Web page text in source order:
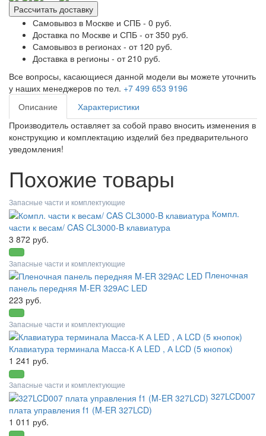
Рассчитать доставку
Самовывоз в Москве и СПБ - 0 руб.
Доставка по Москве и СПБ - от 350 руб.
Самовывоз в регионах - от 120 руб.
Доставка в регионы - от 210 руб.
Все вопросы, касающиеся данной модели вы можете уточнить
у наших менеджеров по тел. +7 499 653 9196
Описание
Характеристики
Производитель оставляет за собой право вносить изменения в
конструкцию и комплектацию изделий без предварительного
уведомления!
Похожие товары
Запасные части и комплектующие
Компл.
части к весам/ CAS CL3000-B клавиатура
3 872 руб.
Запасные части и комплектующие
Пленочная
панель передняя M-ER 329АС LED
223 руб.
Запасные части и комплектующие
Клавиатура терминала Масса-К А LED , А LCD (5 кнопок)
1 241 руб.
Запасные части и комплектующие
327LCD007
плата управления f1 (M-ER 327LCD)
1 011 руб.